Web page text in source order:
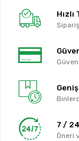
7 /
Öneri